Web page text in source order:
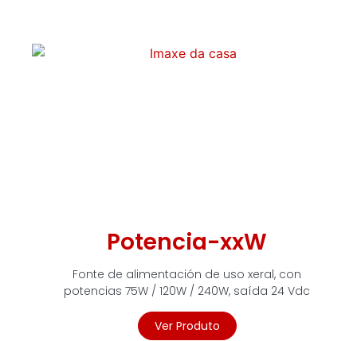
Potencia-xxW
Fonte de alimentación de uso xeral, con
potencias 75W / 120W / 240W, saída 24 Vdc
Ver Produto